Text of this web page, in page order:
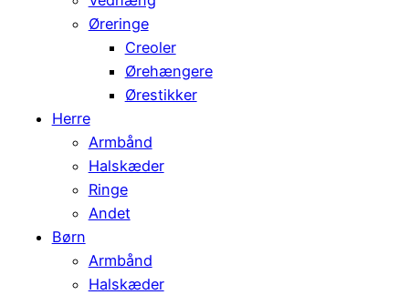
Øreringe
Creoler
Ørehængere
Ørestikker
Herre
Armbånd
Halskæder
Ringe
Andet
Børn
Armbånd
Halskæder